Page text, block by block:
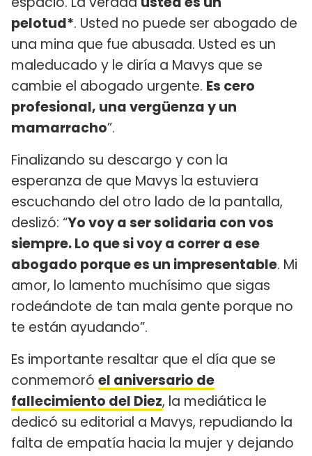
pelotud*. Usted no puede ser abogado de
una mina que fue abusada. Usted es un
maleducado y le diría a Mavys que se
cambie el abogado urgente. Es cero
profesional, una vergüenza y un
mamarracho”.
Finalizando su descargo y con la
esperanza de que Mavys la estuviera
escuchando del otro lado de la pantalla,
deslizó: “Yo voy a ser solidaria con vos
siempre. Lo que si voy a correr a ese
abogado porque es un impresentable. Mi
amor, lo lamento muchísimo que sigas
rodeándote de tan mala gente porque no
te están ayudando”.
Es importante resaltar que el día que se
conmemoró el aniversario de
fallecimiento del Diez, la mediática le
dedicó su editorial a Mavys, repudiando la
falta de empatía hacia la mujer y dejando